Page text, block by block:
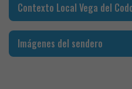
Contexto Local Vega del
Imágenes del sendero